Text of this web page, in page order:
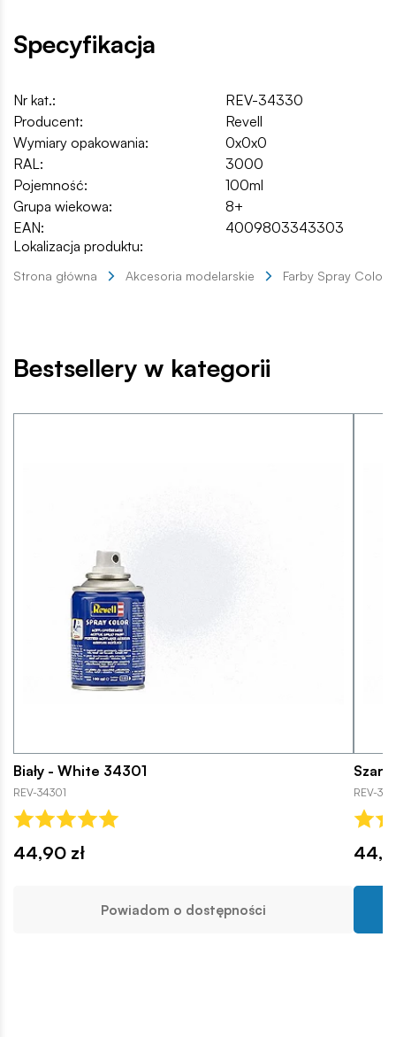
Specyfikacja
Nr kat.:
REV-34330
Producent:
Revell
Wymiary opakowania:
0x0x0
RAL:
3000
Pojemność:
100ml
Grupa wiekowa:
8+
EAN:
4009803343303
Lokalizacja produktu:
Strona główna Akcesoria modelarskie Farby Spray Color
Bestsellery w kategorii
Biały - White 34301
REV-34301
44,90 zł
Powiadom o dostępności
REV-